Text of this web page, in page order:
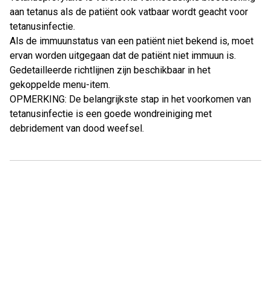
aan tetanus als de patiënt ook vatbaar wordt geacht voor
tetanusinfectie.
Als de immuunstatus van een patiënt niet bekend is, moet
ervan worden uitgegaan dat de patiënt niet immuun is.
Gedetailleerde richtlijnen zijn beschikbaar in het
gekoppelde menu-item.
OPMERKING: De belangrijkste stap in het voorkomen van
tetanusinfectie is een goede wondreiniging met
debridement van dood weefsel.